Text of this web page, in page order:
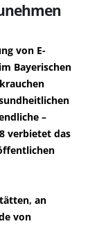
von E-
Bayerischen
–
verbietet das
an
von